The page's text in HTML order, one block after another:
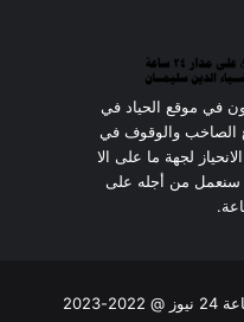
أن نكون في موقع الحياد في
الصاخب والوقوف في
لجهة ما على الا
سنعمل من أجله على